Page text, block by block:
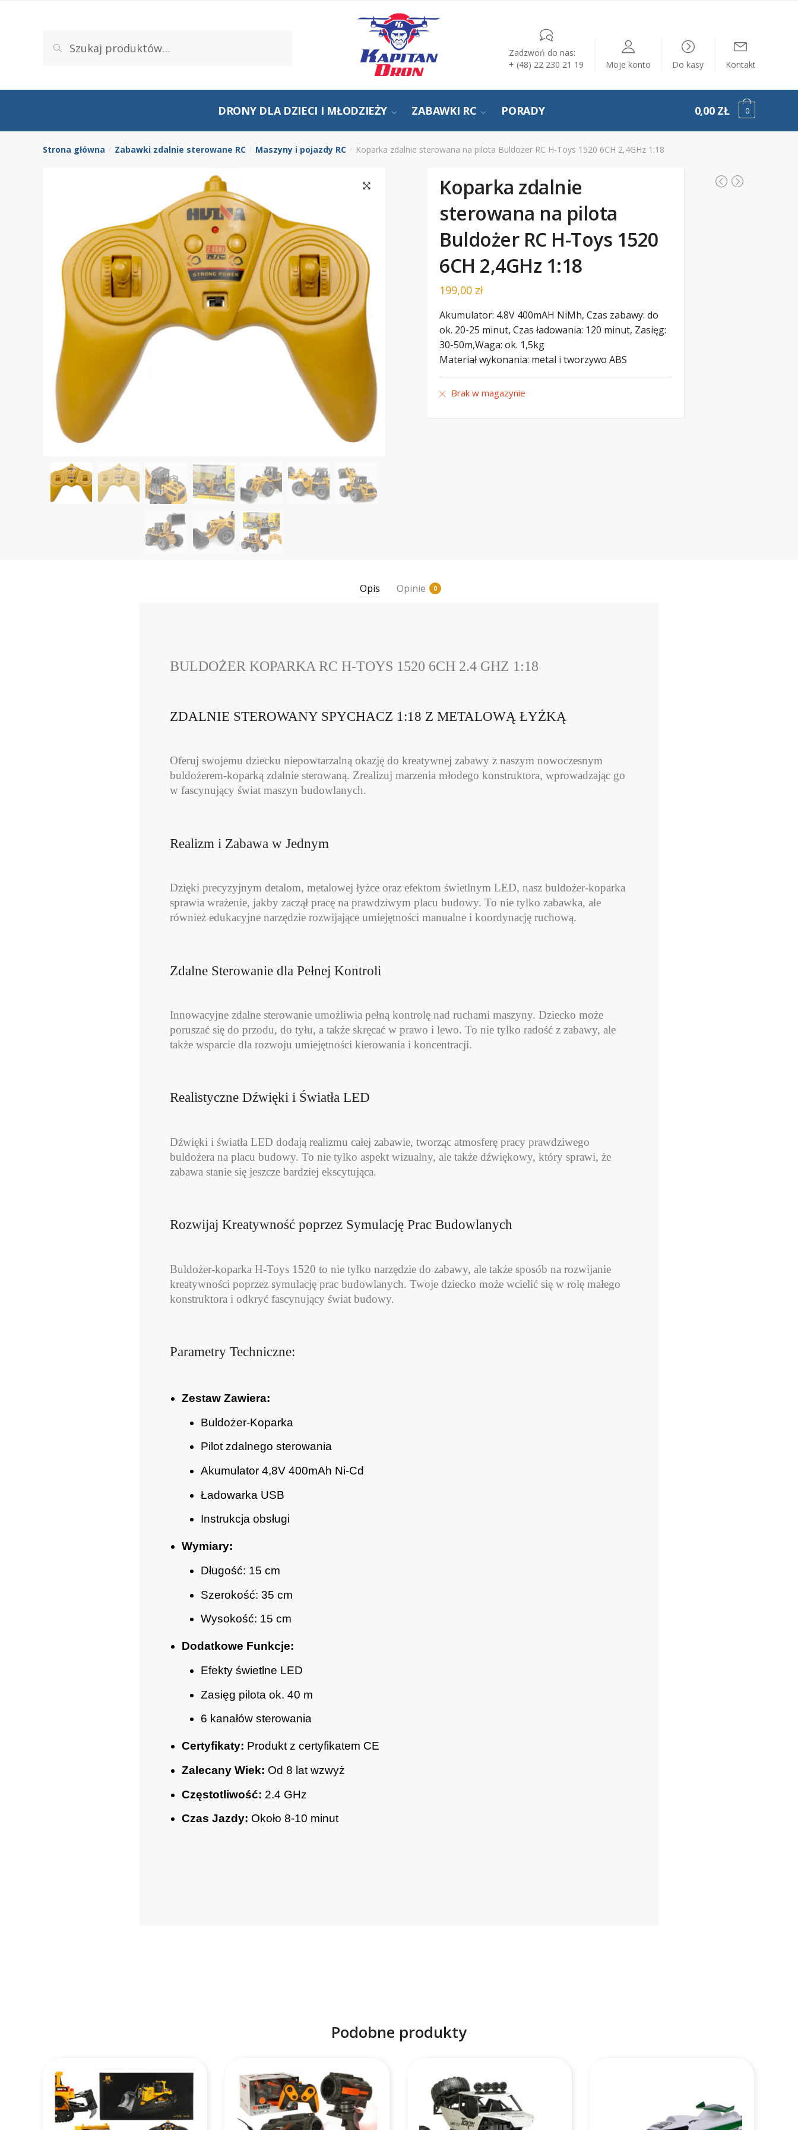
Szukaj
Zadzwoń do nas:
+ (48) 22 230 21 19
Moje konto Do kasy Kontakt
DRONY DLA DZIECI I MŁODZIEŻY ZABAWKI RC PORADY 0,00 ZŁ 0
Strona główna / Zabawki zdalnie sterowane RC / Maszyny i pojazdy RC / Koparka zdalnie sterowana na pilota Buldożer RC H-Toys 1520 6CH 2,4GHz 1:18
Koparka zdalnie
sterowana na pilota
Buldożer RC H-Toys 1520
6CH 2,4GHz 1:18
199,00 zł
Akumulator: 4.8V 400mAH NiMh, Czas zabawy: do
ok. 20-25 minut, Czas ładowania: 120 minut, Zasięg:
30-50m,Waga: ok. 1,5kg
Materiał wykonania: metal i tworzywo ABS
Brak w magazynie
Opis Opinie 0
BULDOŻER KOPARKA RC H-TOYS 1520 6CH 2.4 GHZ 1:18
ZDALNIE STEROWANY SPYCHACZ 1:18 Z METALOWĄ ŁYŻKĄ
Oferuj swojemu dziecku niepowtarzalną okazję do kreatywnej zabawy z naszym nowoczesnym
buldożerem-koparką zdalnie sterowaną. Zrealizuj marzenia młodego konstruktora, wprowadzając go
w fascynujący świat maszyn budowlanych.
Realizm i Zabawa w Jednym
Dzięki precyzyjnym detalom, metalowej łyżce oraz efektom świetlnym LED, nasz buldożer-koparka
sprawia wrażenie, jakby zaczął pracę na prawdziwym placu budowy. To nie tylko zabawka, ale
również edukacyjne narzędzie rozwijające umiejętności manualne i koordynację ruchową.
Zdalne Sterowanie dla Pełnej Kontroli
Innowacyjne zdalne sterowanie umożliwia pełną kontrolę nad ruchami maszyny. Dziecko może
poruszać się do przodu, do tyłu, a także skręcać w prawo i lewo. To nie tylko radość z zabawy, ale
także wsparcie dla rozwoju umiejętności kierowania i koncentracji.
Realistyczne Dźwięki i Światła LED
Dźwięki i światła LED dodają realizmu całej zabawie, tworząc atmosferę pracy prawdziwego
buldożera na placu budowy. To nie tylko aspekt wizualny, ale także dźwiękowy, który sprawi, że
zabawa stanie się jeszcze bardziej ekscytująca.
Rozwijaj Kreatywność poprzez Symulację Prac Budowlanych
Buldożer-koparka H-Toys 1520 to nie tylko narzędzie do zabawy, ale także sposób na rozwijanie
kreatywności poprzez symulację prac budowlanych. Twoje dziecko może wcielić się w rolę małego
konstruktora i odkryć fascynujący świat budowy.
Parametry Techniczne:
Zestaw Zawiera:
Buldożer-Koparka
Pilot zdalnego sterowania
Akumulator 4,8V 400mAh Ni-Cd
Ładowarka USB
Instrukcja obsługi
Wymiary:
Długość: 15 cm
Szerokość: 35 cm
Wysokość: 15 cm
Dodatkowe Funkcje:
Efekty świetlne LED
Zasięg pilota ok. 40 m
6 kanałów sterowania
Certyfikaty: Produkt z certyfikatem CE
Zalecany Wiek: Od 8 lat wzwyż
Częstotliwość: 2.4 GHz
Czas Jazdy: Około 8-10 minut
Podobne produkty